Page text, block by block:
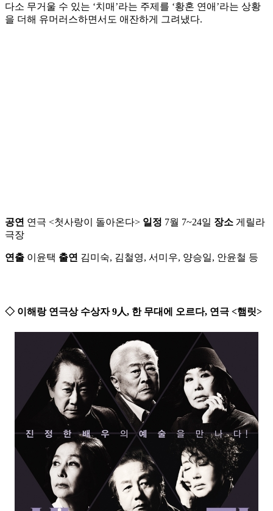
다소 무거울 수 있는 ‘치매’라는 주제를 ‘황혼 연애’라는 상황
을 더해 유머러스하면서도 애잔하게 그려냈다.
공연 연극 <첫사랑이 돌아온다> 일정 7월 7~24일 장소 게릴라
극장
연출 이윤택 출연 김미숙, 김철영, 서미우, 양승일, 안윤철 등
◇ 이해랑 연극상 수상자 9人, 한 무대에 오르다, 연극 <햄릿>